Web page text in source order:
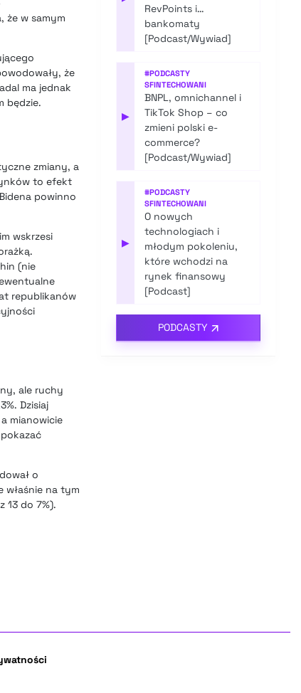
że w samym
że
ma jednak
będzie.
zmiany, a
to efekt
powinno
wskrzesi
(nie
republikanów
ale ruchy
Dzisiaj
mianowicie
o
właśnie na tym
13 do 7%).
RevPoints i…
bankomaty
[Podcast/Wywiad]
▶
#PODCASTY
SFINTECHOWANI
BNPL, omnichannel i
TikTok Shop – co
zmieni polski e-
commerce?
[Podcast/Wywiad]
▶
#PODCASTY
SFINTECHOWANI
O nowych
technologiach i
młodym pokoleniu,
które wchodzi na
rynek finansowy
[Podcast]
PODCASTY